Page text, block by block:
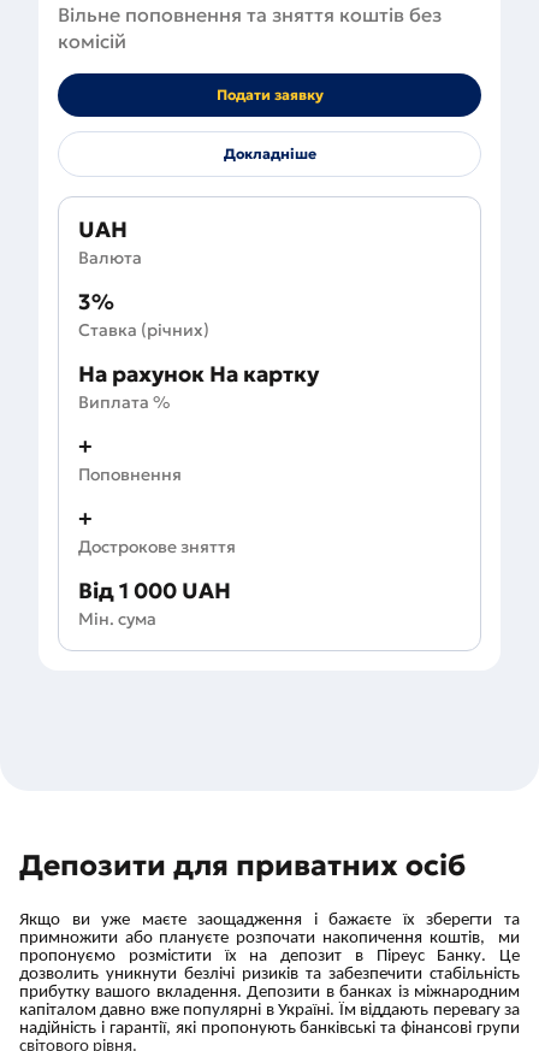
Вільне поповнення та зняття коштів без
комісій
UAH
Валюта
3%
Ставка (річних)
На рахунок На картку
Виплата %
+
Поповнення
+
Дострокове зняття
Від 1 000 UAH
Мін. сума
Подати заявку
Докладніше
Депозити для приватних осіб
Якщо ви уже маєте заощадження і бажаєте їх зберегти та
примножити або плануєте розпочати накопичення коштів, ми
пропонуємо розмістити їх на депозит в Піреус Банку. Це
дозволить уникнути безлічі ризиків та забезпечити стабільність
прибутку вашого вкладення. Депозити в банках із міжнародним
капіталом давно вже популярні в Україні. Їм віддають перевагу за
надійність і гарантії, які пропонують банківські та фінансові групи
світового рівня.